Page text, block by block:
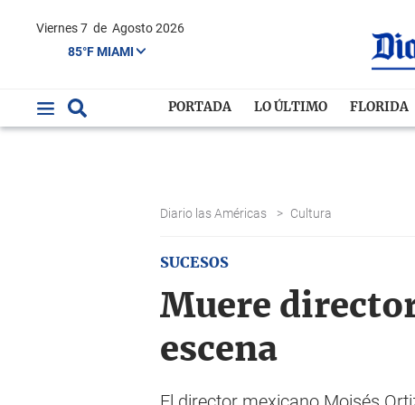
Viernes 7 de Agosto 2026
85°F MIAMI
PORTADA LO ÚLTIMO FLORIDA
Diario las Américas > Cultura
SUCESOS
Muere
escena